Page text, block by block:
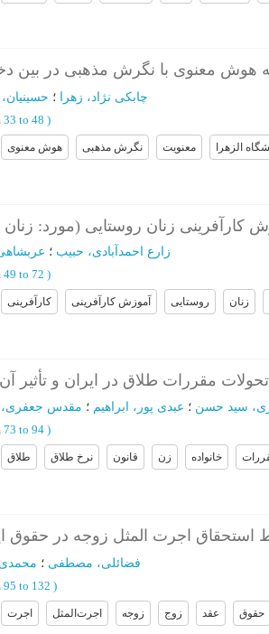
هوش معنوی با نگرش مذهبی در بین
چابکی نژاد، زهرا ؛
33 to 48 )
هوش معنوی نگرش مذهبی معنویت الزهرا
کارآفرینی زنان روستایی (مورد:
زارع احمدآبادی، حبیب ؛
49 to 72 )
کارآفرینی آموزش کارآفرینی روستایی زنان
تحولات مقررات طلاق در ایران و تأثیر
سید حسن ؛ عبدی پور، ابراهیم ؛ مقدس جعفری،
73 to 94 )
طلاق نرخ طلاق قانون زن خانواده
استحقاق اجرت المثل زوجه در حقوق
فضائلی، مصطفی ؛
95 to 132 )
اجرت اجرت‌المثل زوجه زوج عقد حقوق